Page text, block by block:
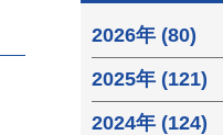
2026年 (80)
2025年 (121)
2024年 (124)